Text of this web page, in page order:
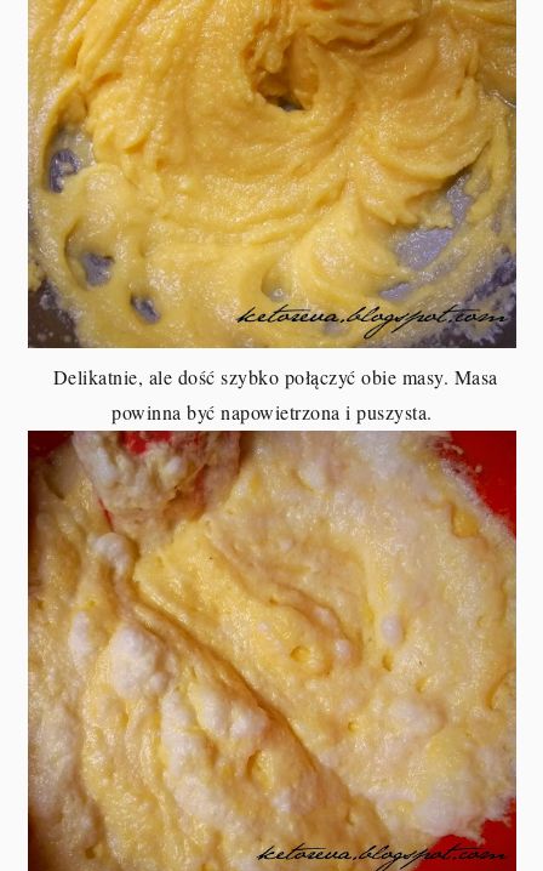
Delikatnie, ale dość szybko połączyć obie masy. Masa
powinna być napowietrzona i puszysta.